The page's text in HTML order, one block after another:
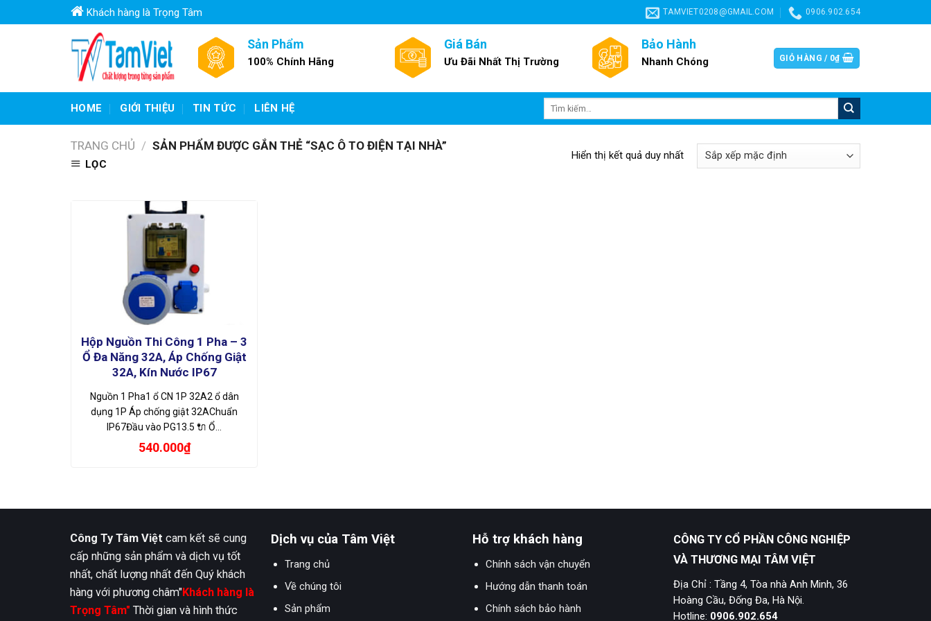
to
Khách hàng là Trọng Tâm TAMVIET0208@GMAIL.COM 0906.902.654
Sản Phẩm
100% Chính Hãng
Giá Bán
Ưu Đãi Nhất Thị Trường
Bảo Hành
Nhanh Chóng GIỎ HÀNG / 0₫
HOME GIỚI THIỆU TIN TỨC LIÊN HỆ
Tìm
TRANG CHỦ / SẢN PHẨM ĐƯỢC GẮN THẺ “SẠC Ô TO ĐIỆN TẠI NHÀ”
LỌC
Hiển thị kết quả duy nhất
Hộp Nguồn Thi Công 1 Pha – 3
Ổ Đa Năng 32A, Áp Chống Giật
32A, Kín Nước IP67
Nguồn 1 Pha1 ổ CN 1P 32A2 ổ dân
dụng 1P Áp chống giật 32AChuẩn
IP67Đầu vào PG13.5 🔌 Ổ…
540.000₫
Công Ty Tâm Việt cam kết sẽ cung
cấp những sản phẩm và dịch vụ tốt
nhất, chất lượng nhất đến Quý khách
hàng với phương châm"Khách hàng là
Trọng Tâm" Thời gian và hình thức
Dịch vụ của Tâm Việt
Trang chủ
Về chúng tôi
Sản phẩm
Hỗ trợ khách hàng
Chính sách vận chuyển
Hướng dẫn thanh toán
Chính sách bảo hành
CÔNG TY CỔ PHẦN CÔNG NGHIỆP
VÀ THƯƠNG MẠI TÂM VIỆT
Địa Chỉ : Tầng 4, Tòa nhà Anh Minh, 36
Hoàng Cầu, Đống Đa, Hà Nội.
Hotline: 0906.902.654